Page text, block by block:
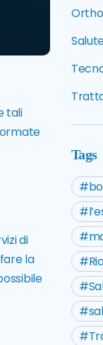
tali
di
la
Tags